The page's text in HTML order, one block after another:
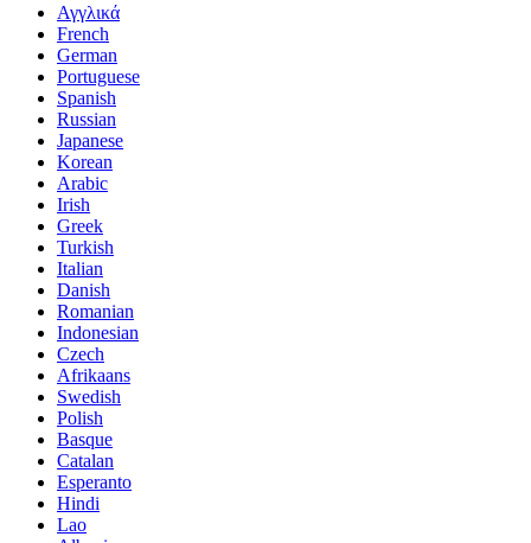
Αγγλικά
French
German
Portuguese
Spanish
Russian
Japanese
Korean
Arabic
Irish
Greek
Turkish
Italian
Danish
Romanian
Indonesian
Czech
Afrikaans
Swedish
Polish
Basque
Catalan
Esperanto
Hindi
Lao